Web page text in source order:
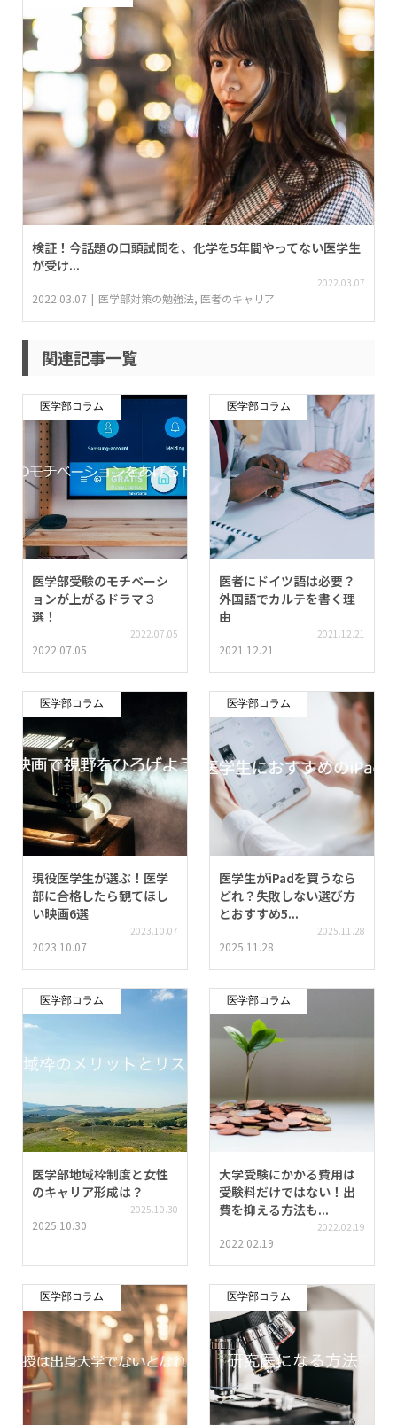
検証！今話題の口頭試問を、化学を5年間やってない医学生
が受け...
2022.03.07
2022.03.07 医学部対策の勉強法, 医者のキャリア
関連記事一覧
医学部コラム
医学部受験のモチベーシ
ョンが上がるドラマ３
選！
2022.07.05
2022.07.05
医学部コラム
医者にドイツ語は必要？
外国語でカルテを書く理
由
2021.12.21
2021.12.21
医学部コラム
現役医学生が選ぶ！医学
部に合格したら観てほし
い映画6選
2023.10.07
2023.10.07
医学部コラム
医学生がiPadを買うなら
どれ？失敗しない選び方
とおすすめ5...
2025.11.28
2025.11.28
医学部コラム
医学部地域枠制度と女性
のキャリア形成は？
2025.10.30
2025.10.30
医学部コラム
大学受験にかかる費用は
受験料だけではない！出
費を抑える方法も...
2022.02.19
2022.02.19
医学部コラム 医学部コラム